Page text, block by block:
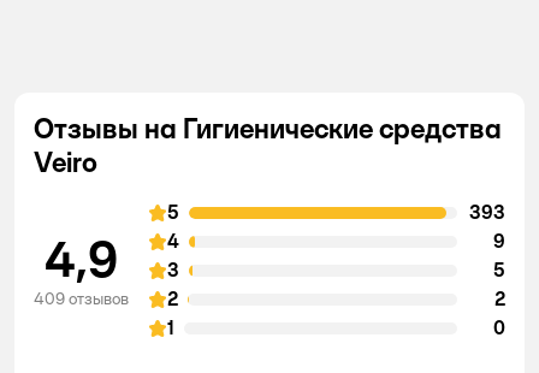
Отзывы на Гигиенические средства
Veiro
4,9
409 отзывов
5
393
4
9
3
5
2
2
1
0